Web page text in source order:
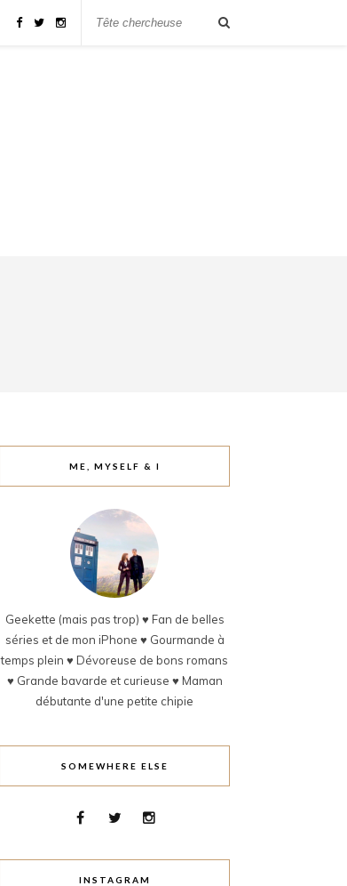
ME, MYSELF & I
Geekette (mais pas trop) ♥ Fan de belles
séries et de mon iPhone ♥ Gourmande à
temps plein ♥ Dévoreuse de bons romans
♥ Grande bavarde et curieuse ♥ Maman
débutante d'une petite chipie
SOMEWHERE ELSE
INSTAGRAM